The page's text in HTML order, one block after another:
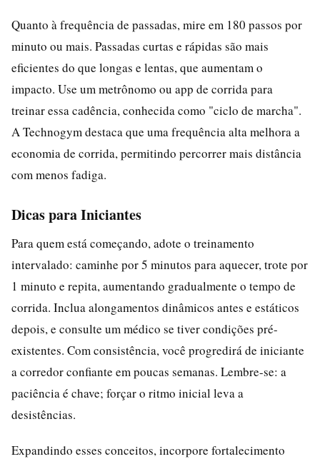
Quanto à frequência de passadas, mire em 180 passos por
minuto ou mais. Passadas curtas e rápidas são mais
eficientes do que longas e lentas, que aumentam o
impacto. Use um metrônomo ou app de corrida para
treinar essa cadência, conhecida como "ciclo de marcha".
A Technogym destaca que uma frequência alta melhora a
economia de corrida, permitindo percorrer mais distância
com menos fadiga.
Dicas para Iniciantes
Para quem está começando, adote o treinamento
intervalado: caminhe por 5 minutos para aquecer, trote por
1 minuto e repita, aumentando gradualmente o tempo de
corrida. Inclua alongamentos dinâmicos antes e estáticos
depois, e consulte um médico se tiver condições pré-
existentes. Com consistência, você progredirá de iniciante
a corredor confiante em poucas semanas. Lembre-se: a
paciência é chave; forçar o ritmo inicial leva a
desistências.
Expandindo esses conceitos, incorpore fortalecimento